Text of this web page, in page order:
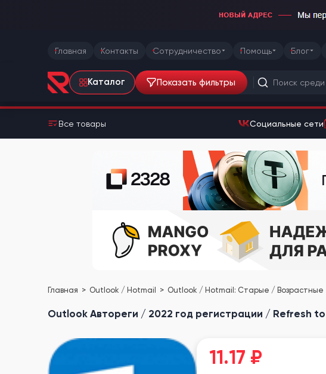
Главная Контакты Сотрудничество Помощь Блог
Каталог Показать фильтры
Все товары Социальные сети
Главная Outlook / Hotmail Outlook / Hotmail: Старые / Возрастные
Outlook Автореги / 2022 год регистрации / Refresh
11.17 ₽